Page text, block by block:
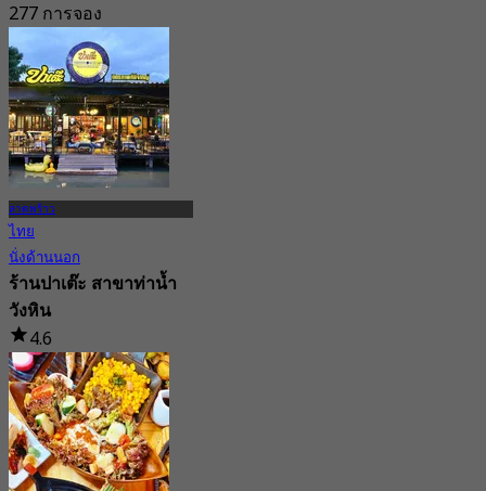
277 การจอง
จาก
฿ 287.5
ลาดพร้าว
ไทย
นั่งด้านนอก
ร้านปาเต๊ะ สาขาท่าน้ำ
วังหิน
4.6
25 การจอง
จาก฿ 350